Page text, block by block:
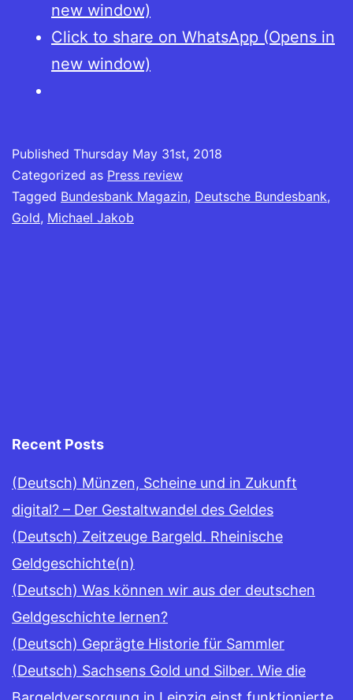
new window)
Click to share on WhatsApp (Opens in
new window)
Published Thursday May 31st, 2018
Categorized as Press review
Tagged Bundesbank Magazin, Deutsche Bundesbank,
Gold, Michael Jakob
Recent Posts
(Deutsch) Münzen, Scheine und in Zukunft
digital? – Der Gestaltwandel des Geldes
(Deutsch) Zeitzeuge Bargeld. Rheinische
Geldgeschichte(n)
(Deutsch) Was können wir aus der deutschen
Geldgeschichte lernen?
(Deutsch) Geprägte Historie für Sammler
(Deutsch) Sachsens Gold und Silber. Wie die